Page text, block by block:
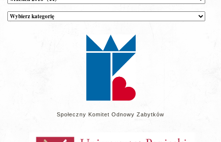
Kategorie
wpisów
Społeczny Komitet Odnowy Zabytków